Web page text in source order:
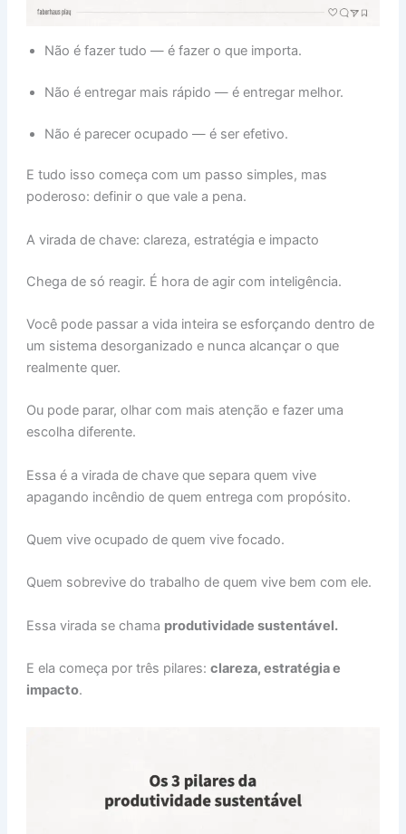
Não é fazer tudo — é fazer o que importa.
Não é entregar mais rápido — é entregar melhor.
Não é parecer ocupado — é ser efetivo.
E tudo isso começa com um passo simples, mas
poderoso: definir o que vale a pena.
A virada de chave: clareza, estratégia e impacto
Chega de só reagir. É hora de agir com inteligência.
Você pode passar a vida inteira se esforçando dentro de
um sistema desorganizado e nunca alcançar o que
realmente quer.
Ou pode parar, olhar com mais atenção e fazer uma
escolha diferente.
Essa é a virada de chave que separa quem vive
apagando incêndio de quem entrega com propósito.
Quem vive ocupado de quem vive focado.
Quem sobrevive do trabalho de quem vive bem com ele.
Essa virada se chama produtividade sustentável.
E ela começa por três pilares:clareza, estratégia e
impacto.